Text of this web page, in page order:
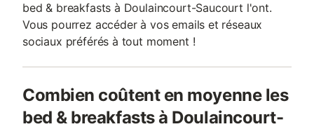
bed & breakfasts à Doulaincourt-Saucourt l'ont.
Vous pourrez accéder à vos emails et réseaux
sociaux préférés à tout moment !
Combien coûtent en moyenne les
bed & breakfasts à Doulaincourt-